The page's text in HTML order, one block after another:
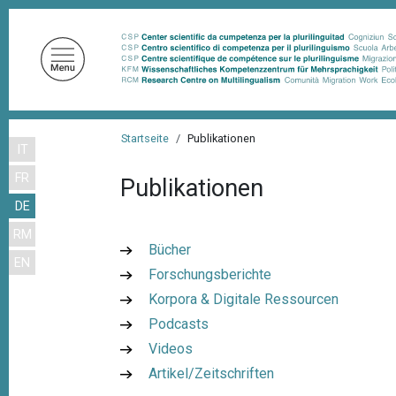
D
IT
FR
DE
RM
EN
Startseite Publikationen
Publikationen
Bücher
Forschungsberichte
Korpora & Digitale Ressourcen
Podcasts
Videos
Artikel/Zeitschriften